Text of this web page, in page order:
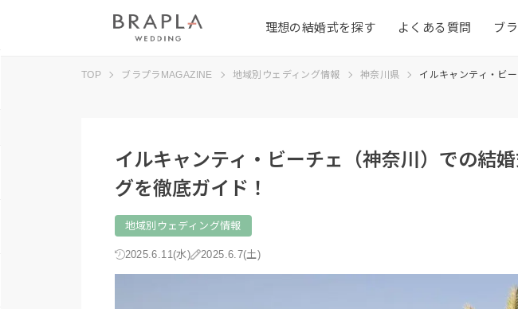
理想の結婚式を探す よくある質問 ブ
TOP ブラプラMAGAZINE 地域別ウェディング情報 神奈川県 イルキャンティ・ビ
イルキャンティ・ビーチェ（神奈川）での結
グを徹底ガイド！
地域別ウェディング情報
2025.6.11(水) 2025.6.7(土)